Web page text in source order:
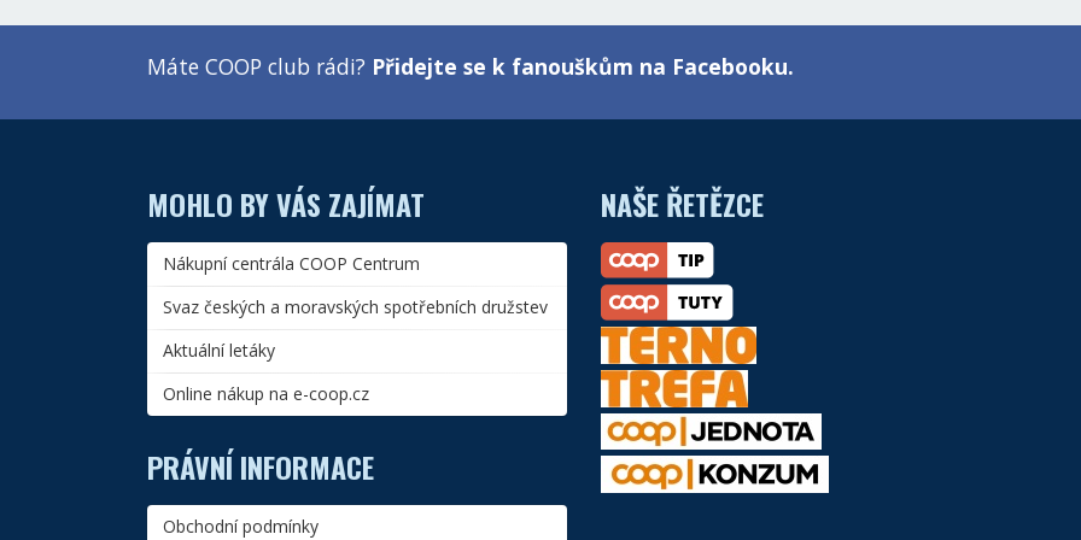
Máte COOP club rádi? Přidejte se k fanouškům na Facebooku.
MOHLO BY VÁS ZAJÍMAT
Nákupní centrála COOP Centrum
Svaz českých a moravských spotřebních družstev
Aktuální letáky
Online nákup na e-coop.cz
PRÁVNÍ INFORMACE
Obchodní podmínky
NAŠE ŘETĚZCE